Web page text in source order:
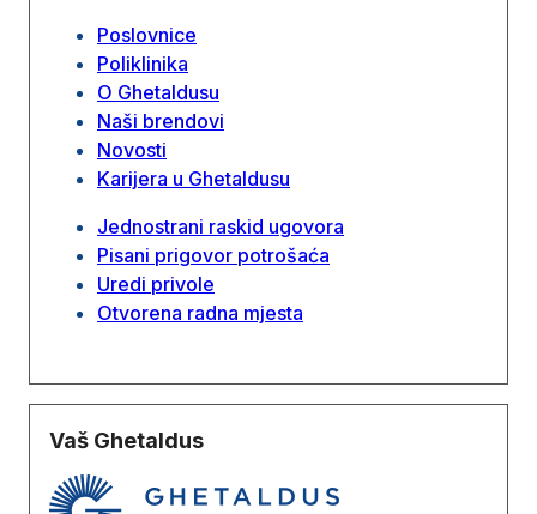
Poslovnice
Poliklinika
O Ghetaldusu
Naši brendovi
Novosti
Karijera u Ghetaldusu
Jednostrani raskid ugovora
Pisani prigovor potrošaća
Uredi privole
Otvorena radna mjesta
Vaš Ghetaldus